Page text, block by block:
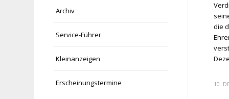
Archiv
Service-Führer
Kleinanzeigen
Erscheinungstermine
die
10.